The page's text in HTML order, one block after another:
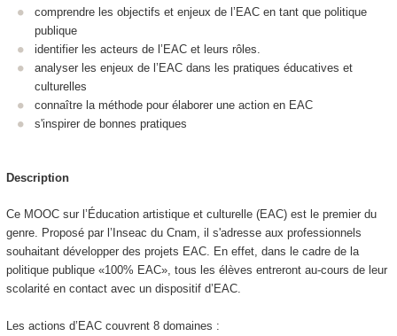
comprendre les objectifs et enjeux de l’EAC en tant que politique
publique
identifier les acteurs de l’EAC et leurs rôles.
analyser les enjeux de l’EAC dans les pratiques éducatives et
culturelles
connaître la méthode pour élaborer une action en EAC
s'inspirer de bonnes pratiques
Description
Ce MOOC sur l’Éducation artistique et culturelle (EAC) est le premier du
genre. Proposé par l’Inseac du Cnam, il s'adresse aux professionnels
souhaitant développer des projets EAC. En effet, dans le cadre de la
politique publique «100% EAC», tous les élèves entreront au-cours de leur
scolarité en contact avec un dispositif d’EAC.
Les actions d’EAC couvrent 8 domaines :